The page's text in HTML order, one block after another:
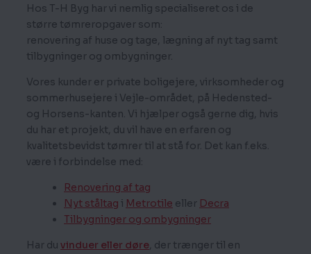
Hos T-H Byg har vi nemlig specialiseret os i de
større tømreropgaver som:
renovering af huse og tage, lægning af nyt tag samt
tilbygninger og ombygninger.
Vores kunder er private boligejere, virksomheder og
sommerhusejere i Vejle-området, på Hedensted-
og Horsens-kanten. Vi hjælper også gerne dig, hvis
du har et projekt, du vil have en erfaren og
kvalitetsbevidst tømrer til at stå for. Det kan f.eks.
være i forbindelse med:
Renovering af tag
Nyt ståltag i Metrotile eller Decra
Tilbygninger og ombygninger
Har du vinduer eller døre, der trænger til en